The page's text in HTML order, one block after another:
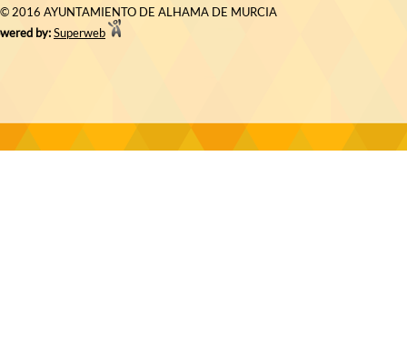
© 2016 AYUNTAMIENTO DE ALHAMA DE MURCIA
by:Superweb